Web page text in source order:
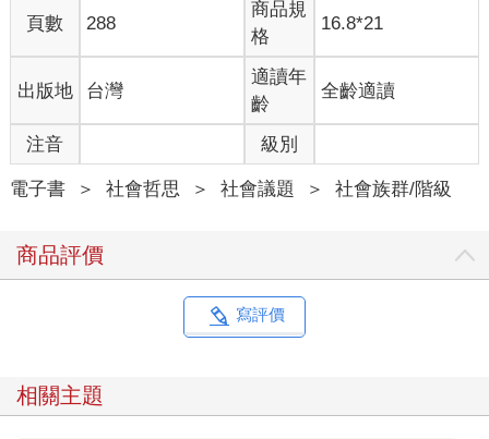
民國十一年出生的周爺爺小時候在家鄉念過小學，問他最好的科
目是什麼？「種菜。最喜歡種地瓜，因為不用管；還有花生，種
花生也不忙。」
這是哪門子科目，又不是森林小學。
周爺爺家裡還有一個哥哥、兩個姊姊，哥哥要做的事情更多，要
洗衣服。」這個平凡的畫面，大概是他認為最幸福的家庭模樣。
我問他這麼忙碌，怎麼還有時間上學？「沒有時間啊，因為地裡
頁數 288
商品規
格
16.8*21
出版地 台灣
適讀年
齡
全齡適讀
注音 級別
電子書 ＞ 社會哲思 ＞ 社會議題 ＞ 社會族群/階級
商品評價
寫評價
相關主題